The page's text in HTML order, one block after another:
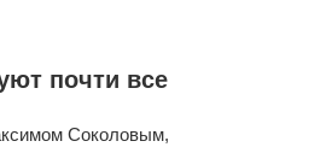
почти все
Соколовым,